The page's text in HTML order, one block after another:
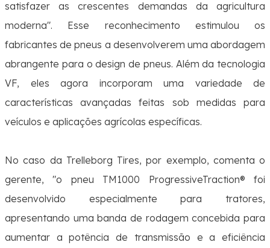
satisfazer as crescentes demandas da agricultura
moderna". Esse reconhecimento estimulou os
fabricantes de pneus a desenvolverem uma abordagem
abrangente para o design de pneus. Além da tecnologia
VF, eles agora incorporam uma variedade de
características avançadas feitas sob medidas para
veículos e aplicações agrícolas específicas.
No caso da Trelleborg Tires, por exemplo, comenta o
gerente, "o pneu TM1000 ProgressiveTraction® foi
desenvolvido especialmente para tratores,
apresentando uma banda de rodagem concebida para
aumentar a potência de transmissão e a eficiência